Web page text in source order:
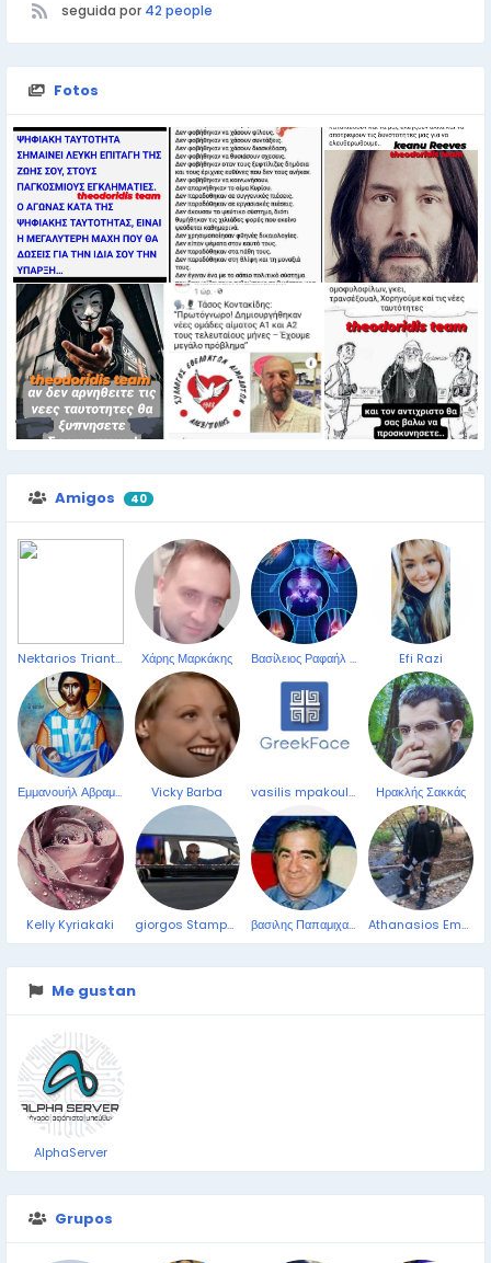
seguida por 42 people
Fotos
Amigos 40
Nektarios Triantafylopoulos Χάρης Μαρκάκης Βασίλειος Ραφαήλ Σαββίδης Efi Razi
Εμμανουήλ Αβραμίδης Vicky Barba vasilis mpakoulis Ηρακλής Σακκάς
Kelly Kyriakaki giorgos Stampoulis βασιλης Παπαμιχαλοπουλος Athanasios Emmanoyil
Me gustan
AlphaServer
Grupos